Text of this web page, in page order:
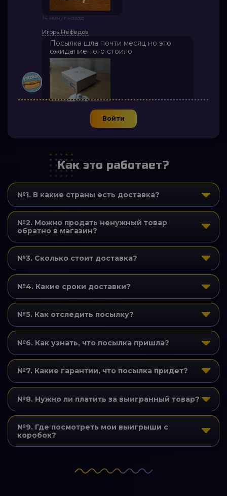
14 минут назад
Игорь Нефёдов
Посылка шла почти месяц но это
ожидание того стоило
Войти
Как это работает?
№1. В какие страны есть доставка?
№2. Можно продать ненужный товар
обратно в магазин?
№3. Сколько стоит доставка?
№4. Какие сроки доставки?
№5. Как отследить посылку?
№6. Как узнать, что посылка пришла?
№7. Какие гарантии, что посылка придет?
№8. Нужно ли платить за выигранный товар?
№9. Где посмотреть мои выигрыши с
коробок?